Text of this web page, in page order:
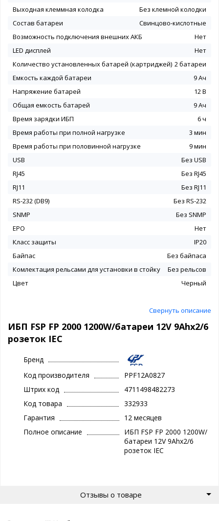
Выходная клеммная колодка
Без клемной колодки
Состав батареи
Свинцово-кислотные
Возможность подключения внешних АКБ
Нет
LED дисплей
Нет
Количество установленных батарей (картриджей) 2 батареи
Емкость каждой батареи
9 Ач
Напряжение батарей
12 В
Общая емкость батарей
9 Ач
Время зарядки ИБП
6 ч
Время работы при полной нагрузке
3 мин
Время работы при половинной нагрузке
9 мин
USB
Без USB
RJ45
Без RJ45
RJ11
Без RJ11
RS-232 (DB9)
Без RS-232
SNMP
Без SNMP
EPO
Нет
Класс защиты
IP20
Байпас
Без байпаса
Комлектация рельсами для установки в стойку
Без рельсов
Цвет
Черный
Свернуть описание
ИБП FSP FP 2000 1200W/батареи 12V 9Ahx2/6
розеток IEC
Бренд
Код производителя
PPF12A0827
Штрих код
4711498482273
Код товара
332933
Гарантия
12 месяцев
Полное описание
ИБП FSP FP 2000 1200W/
батареи 12V 9Ahx2/6
розеток IEC
Отзывы о товаре